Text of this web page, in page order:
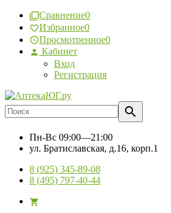
Сравнение0
Избранное0
Просмотренное0
Кабинет
Вход
Регистрация
Пн-Вс 09:00—21:00
ул. Братиславская, д.16, корп.1
8 (925) 345-89-08
8 (495) 797-40-44